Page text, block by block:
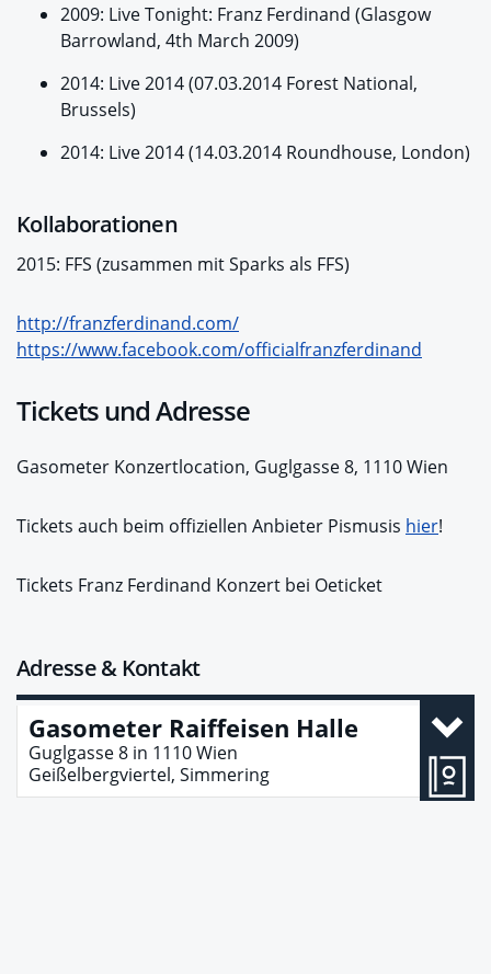
2009: Live Tonight: Franz Ferdinand (Glasgow
Barrowland, 4th March 2009)
2014: Live 2014 (07.03.2014 Forest National,
Brussels)
2014: Live 2014 (14.03.2014 Roundhouse, London)
Kollaborationen
2015: FFS (zusammen mit Sparks als FFS)
http://franzferdinand.com/
https://www.facebook.com/officialfranzferdinand
Tickets und Adresse
Gasometer Konzertlocation, Guglgasse 8, 1110 Wien
Tickets auch beim offiziellen Anbieter Pismusis hier!
Tickets Franz Ferdinand Konzert bei Oeticket
Adresse & Kontakt
Gasometer Raiffeisen Halle
Guglgasse 8 in 1110Wien
Geißelbergviertel, Simmering